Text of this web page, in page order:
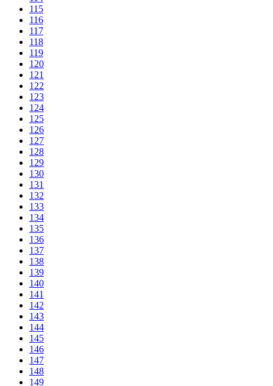
115
116
117
118
119
120
121
122
123
124
125
126
127
128
129
130
131
132
133
134
135
136
137
138
139
140
141
142
143
144
145
146
147
148
149